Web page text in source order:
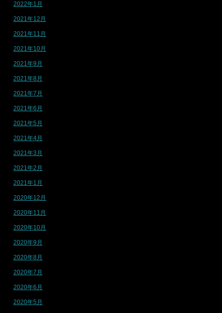
2022年1月
2021年12月
2021年11月
2021年10月
2021年9月
2021年8月
2021年7月
2021年6月
2021年5月
2021年4月
2021年3月
2021年2月
2021年1月
2020年12月
2020年11月
2020年10月
2020年9月
2020年8月
2020年7月
2020年6月
2020年5月